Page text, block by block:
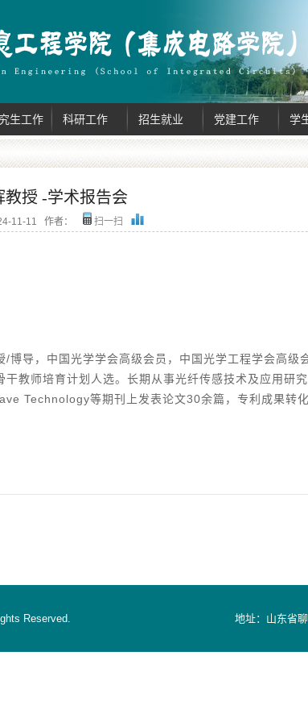
生工作 科研工作 招生就业 党建工作 学
教授 -学术报告会
11-11 作者： 扫一扫
导，中国光学学会高级会员，中国光学工程学会高级
教师培育计划人选。长期从事光纤传感技术及应用研
Technology等期刊上发表论文30余篇，专利成果转
Reserved. 地址： 山东省